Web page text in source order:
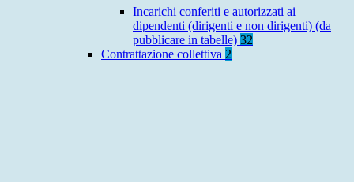
Incarichi conferiti e autorizzati ai
dipendenti (dirigenti e non dirigenti) (da
pubblicare in tabelle) 32
Contrattazione collettiva 2